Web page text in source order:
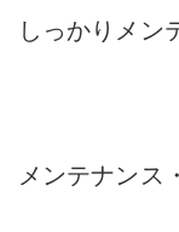
しっかりメン
メンテナンス